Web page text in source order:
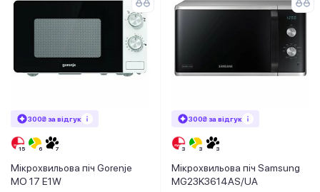
300₴ за відгук
Мікрохвильова піч Gorenje
MO 17 E1W
300₴ за відгук
Мікрохвильова піч Samsung
MG23K3614AS/UA